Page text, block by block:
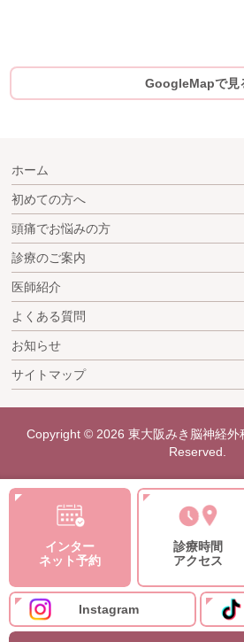
GoogleMapで見
ホーム
初めての方へ
頭痛でお悩みの方
診療のご案内
医師紹介
よくある質問
お知らせ
サイトマップ
Copyright © 2026 東大阪みき脳神経外
Reserved.
インター
ネット予約
診療時間
アクセス
Instagram